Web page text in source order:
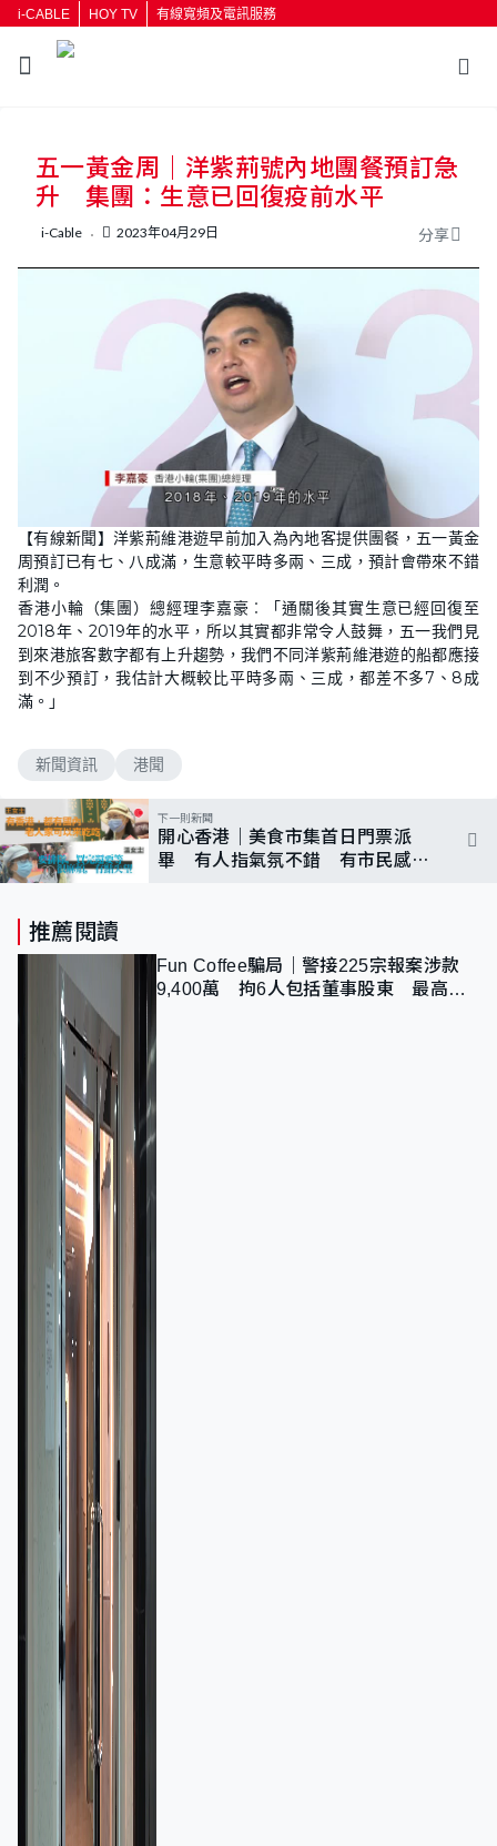
i-CABLE HOY TV 有線寬頻及電訊服務
按輸入鍵開始搜尋
五一黃金周｜洋紫荊號內地團餐預訂急
升 集團：生意已回復疫前水平
i-Cable 2023年04月29日 分享
【有線新聞】洋紫荊維港遊早前加入為內地客提供團餐，五一黃金
周預訂已有七、八成滿，生意較平時多兩、三成，預計會帶來不錯
利潤。
香港小輪（集團）總經理李嘉豪︰「通關後其實生意已經回復至
2018年、2019年的水平，所以其實都非常令人鼓舞，五一我們見
到來港旅客數字都有上升趨勢，我們不同洋紫荊維港遊的船都應接
到不少預訂，我估計大概較比平時多兩、三成，都差不多7、8成
滿。」
新聞資訊 港聞
下一則新聞
開心香港｜美食市集首日門票派
畢 有人指氣氛不錯 有市民感排
推薦閱讀
Fun Coffee騙局｜警接225宗報案涉款
9,400萬 拘6人包括董事股東 最高金